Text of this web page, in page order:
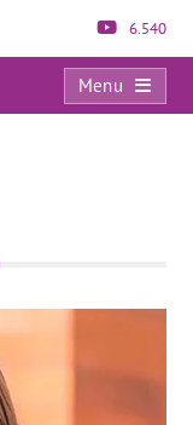
6.540
Menu